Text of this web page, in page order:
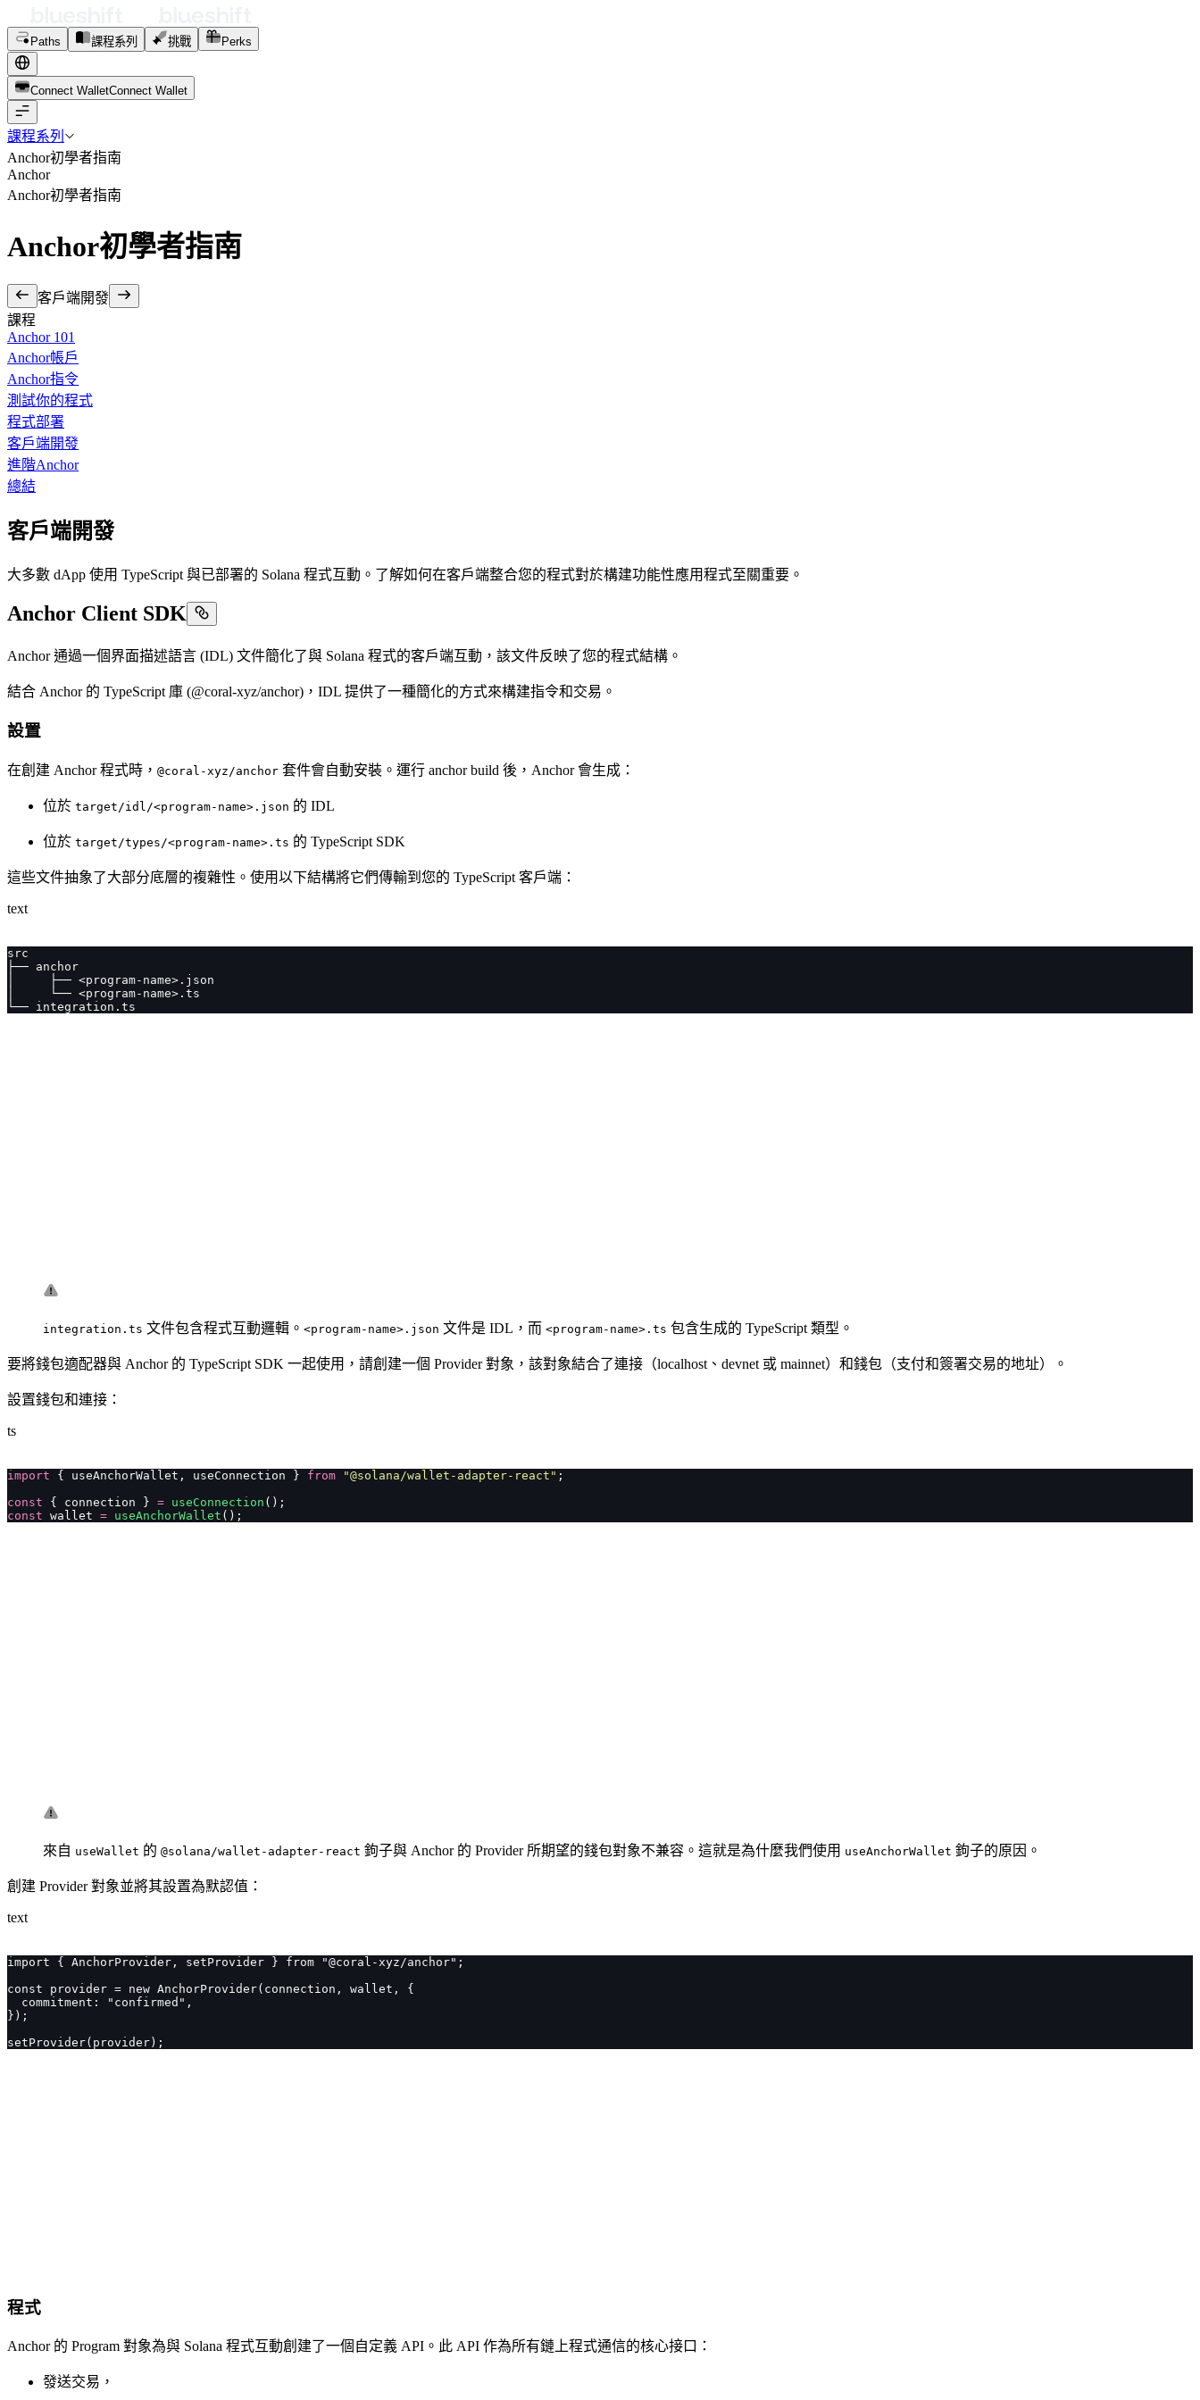
Paths 課程系列 挑戰 Perks
Connect WalletConnect Wal et
課程系列
Anchor初學者指南
Anchor
Anchor初學者指南
Anchor初學者指南
客戶端開發
課程
Anchor 101
Anchor帳戶
Anchor指令
測試你的程式
程式部署
客戶端開發
進階Anchor
總結
客戶端開發
大多數 dApp 使用 TypeScript 與已部署的 Solana 程式互動。了解如何在客戶端整合您的程式對於構建功能性應用程式至關重要。
Anchor Client SDK
Anchor 通過一個界面描述語言 (IDL) 文件簡化了與 Solana 程式的客戶端互動，該文件反映了您的程式結構。
結合 Anchor 的 TypeScript 庫 (@coral-xyz/anchor)，IDL 提供了一種簡化的方式來構建指令和交易。
設置
在創建 Anchor 程式時， @coral-xyz/anchor 套件會自動安裝。運行 anchor build 後，Anchor 會生成：
位於 target/idl/<program-name>.json 的 IDL
位於 target/types/<program-name>.ts 的 TypeScript SDK
這些文件抽象了大部分底層的複雜性。使用以下結構將它們傳輸到您的 TypeScript 客戶端：
text
src
├── anchor
│     ├── <program-name>.json
│     └── <program-name>.ts
└── integration.ts
integration.ts 文件包含程式互動邏輯。 <program-name>.json 文件是 IDL，而 <program-name>.ts 包含生成的 TypeScript 類型。
要將錢包適配器與 Anchor 的 TypeScript SDK 一起使用，請創建一個 Provider 對象，該對象結合了連接（localhost、devnet 或 mainnet）和錢包（支付和簽署交易的地址）。
設置錢包和連接：
ts
import { useAnchorWallet, useConnection } from "@solana/wallet-adapter-react " ;
const { connection } = useConnection ();
const wallet = useAnchorWallet ();
來自 useWallet 的 @solana/wallet-adapter-react 鉤子與 Anchor 的 Provider 所期望的錢包對象不兼容。這就是為什麼我們使用 useAnchorWallet 鉤子的原因。
創建 Provider 對象並將其設置為默認值：
text
import { AnchorProvider, setProvider } from "@coral-xyz/anchor";
const provider = new AnchorProvider(connection, wallet, {
  commitment: "confirmed",
});
setProvider(provider);
程式
Anchor 的 Program 對象為與 Solana 程式互動創建了一個自定義 API。此 API 作為所有鏈上程式通信的核心接口：
發送交易，